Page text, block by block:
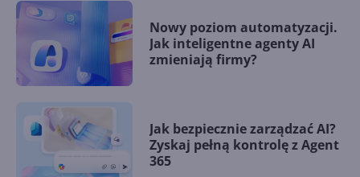
Nowy poziom automatyzacji.
Jak inteligentne agenty AI
zmieniają firmy?
Jak bezpiecznie zarządzać AI?
Zyskaj pełną kontrolę z Agent
365